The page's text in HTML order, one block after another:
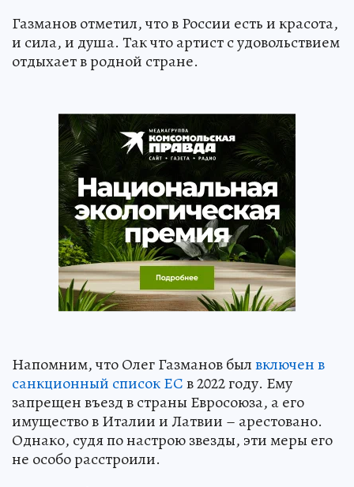
Газманов отметил, что в России есть и красота,
и сила, и душа. Так что артист с удовольствием
отдыхает в родной стране.
Напомним, что Олег Газманов былвключен в
санкционный список ЕСв 2022 году. Ему
запрещен въезд в страны Евросоюза, а его
имущество в Италии и Латвии – арестовано.
Однако, судя по настрою звезды, эти меры его
не особо расстроили.